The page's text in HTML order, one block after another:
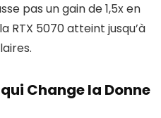
pas un gain de 1,5x en
RTX 5070 atteint jusqu’à
qui Change la Donne